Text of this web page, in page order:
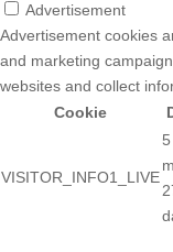
Advertisement
Advertisement cookies
and marketing
websites and collect
Cookie
VISITOR_INFO1_LIVE
5